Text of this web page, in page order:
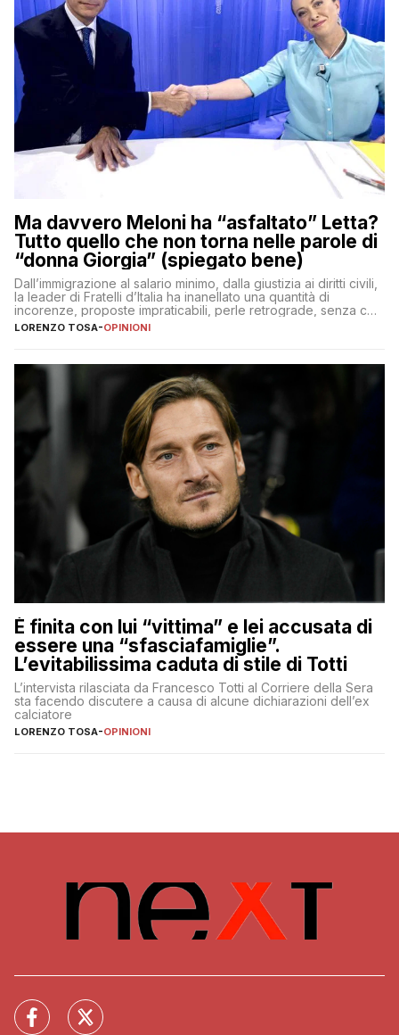
Ma davvero Meloni ha “asfaltato” Letta?
Tutto quello che non torna nelle parole di
“donna Giorgia” (spiegato bene)
Dall’immigrazione al salario minimo, dalla giustizia ai diritti civili,
la leader di Fratelli d’Italia ha inanellato una quantità di
incorenze, proposte impraticabili, perle retrograde, senza che
nessuno – a destra come a sinistra – glielo abbia fatto notare
LORENZO TOSA-OPINIONI
È finita con lui “vittima” e lei accusata di
essere una “sfasciafamiglie”.
L’evitabilissima caduta di stile di Totti
L’intervista rilasciata da Francesco Totti al Corriere della Sera
sta facendo discutere a causa di alcune dichiarazioni dell’ex
calciatore
LORENZO TOSA-OPINIONI